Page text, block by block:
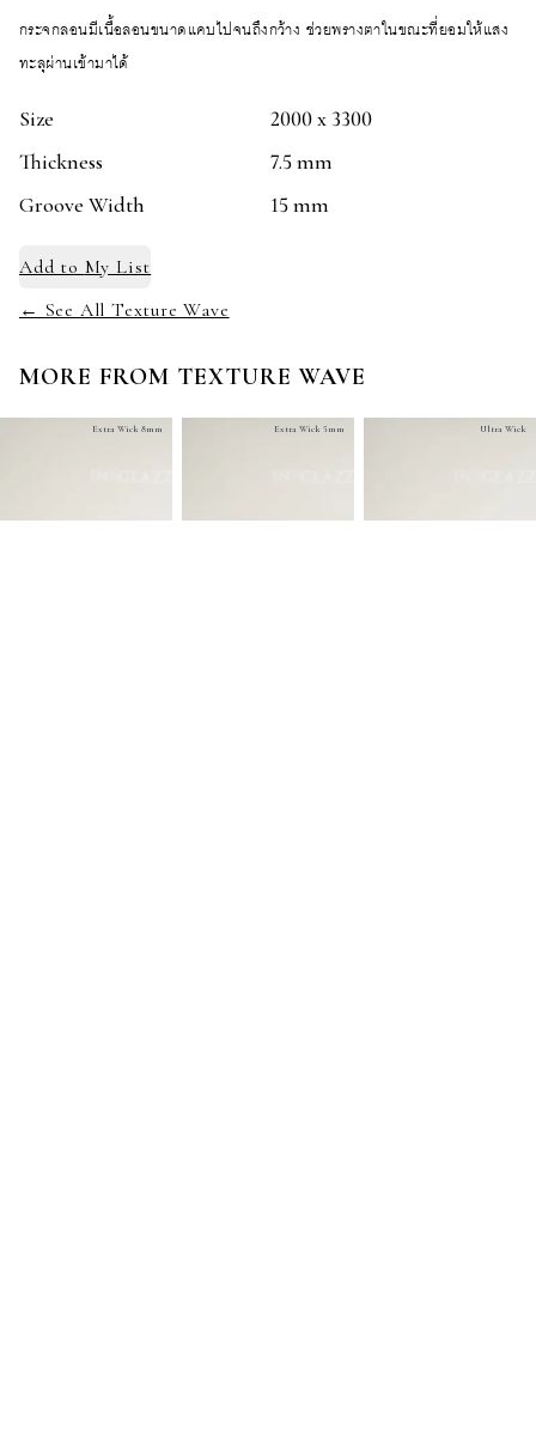
กระจกลอนมีเนื้อลอนขนาดแคบไปจนถึงกว้าง ช่วยพรางตาในขณะที่ยอมให้แสง
ทะลุผ่านเข้ามาได้
Size
2000 x 3300
Thickness
7.5 mm
Groove Width
15 mm
Add to My List
← See All Texture Wave
MORE FROM TEXTURE WAVE
Extra Wick 8mm Extra Wick 5mm Ultra Wick